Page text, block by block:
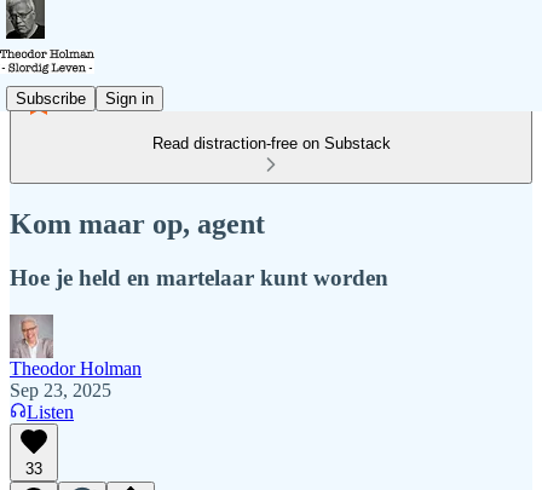
Subscribe Sign in
Read distraction-free on Substack
Kom maar op, agent
Hoe je held en martelaar kunt worden
Theodor Holman
Sep 23, 2025
Listen
33